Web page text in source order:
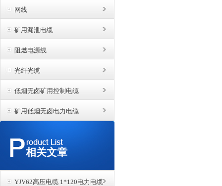
网线
矿用漏泄电缆
阻燃电源线
光纤光缆
低烟无卤矿用控制电缆
矿用低烟无卤电力电缆
相关文章
YJV62高压电缆 1*120电力电缆